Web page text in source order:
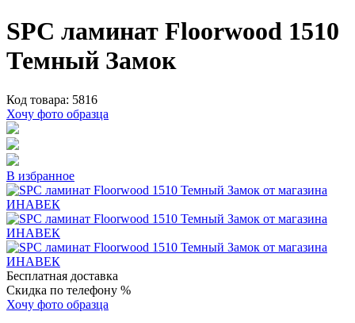
SPC ламинат Floorwood 1510
Темный Замок
Код товара: 5816
Хочу фото образца
В избранное
Бесплатная доставка
Скидка по телефону %
Хочу фото образца